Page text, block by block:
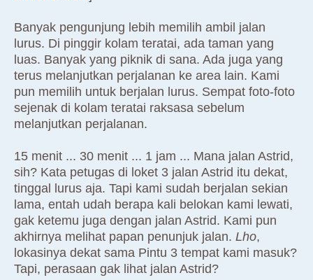
Banyak pengunjung lebih memilih ambil jalan
lurus. Di pinggir kolam teratai, ada taman yang
luas. Banyak yang piknik di sana. Ada juga yang
terus melanjutkan perjalanan ke area lain. Kami
pun memilih untuk berjalan lurus. Sempat foto-foto
sejenak di kolam teratai raksasa sebelum
melanjutkan perjalanan.
15 menit ... 30 menit ... 1 jam ... Mana jalan Astrid,
sih? Kata petugas di loket 3 jalan Astrid itu dekat,
tinggal lurus aja. Tapi kami sudah berjalan sekian
lama, entah udah berapa kali belokan kami lewati,
gak ketemu juga dengan jalan Astrid. Kami pun
akhirnya melihat papan penunjuk jalan. Lho,
lokasinya dekat sama Pintu 3 tempat kami masuk?
Tapi, perasaan gak lihat jalan Astrid?